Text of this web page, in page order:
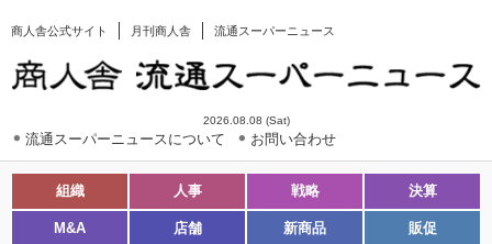
商人舎公式サイト 月刊商人舎 流通スーパーニュース
2026.08.08 (Sat)
流通スーパーニュースについて お問い合わせ
組織 人事 戦略 決算
M&A 店舗 新商品 販促